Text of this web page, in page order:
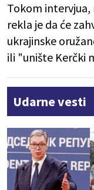
Tokom intervjua,
rekla je da će
ukrajinske
ili "unište Kerčki
Udarne vesti